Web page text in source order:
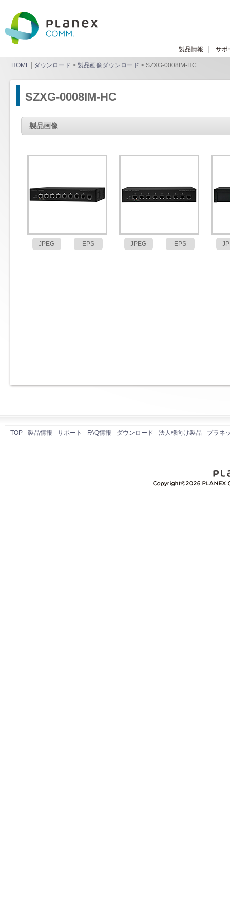
製品情報 サポ
HOME ダウンロード > 製品画像ダウンロード > SZXG-0008IM-HC
SZXG-0008IM-HC
製品画像
JPEG EPS JPEG EPS
TOP 製品情報 サポート FAQ情報 ダウンロード 法人様向け製品 プラネ